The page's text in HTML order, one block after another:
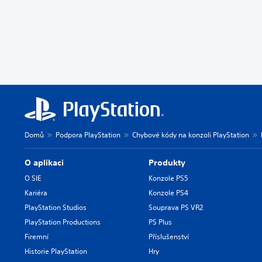
Domů Podpora PlayStation Chybové kódy na konzoli PlayStation
O aplikaci
O SIE
Kariéra
PlayStation Studios
PlayStation Productions
Firemní
Historie PlayStation
Produkty
Konzole PS5
Konzole PS4
Souprava PS VR2
PS Plus
Příslušenství
Hry